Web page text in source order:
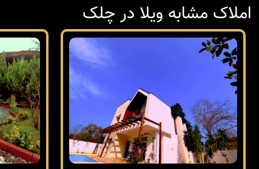
املاک مشابه ویلا در چلک